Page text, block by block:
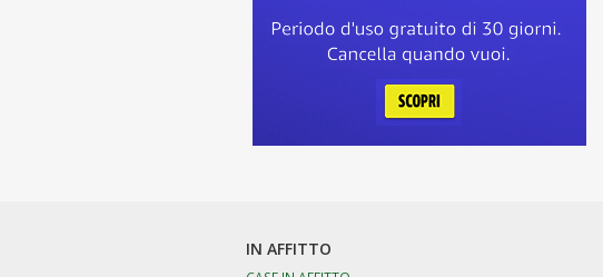
IN AFFITTO